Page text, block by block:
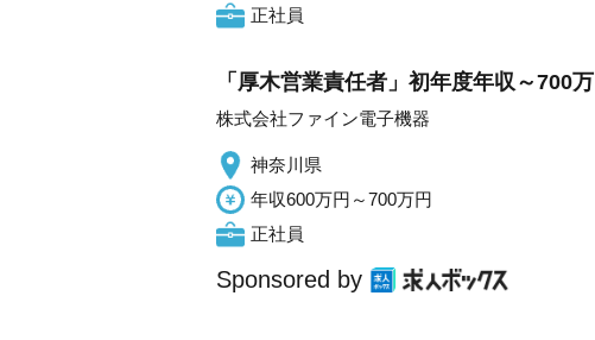
正社員
「厚木営業責任者」初年度年収～700万
株式会社ファイン電子機器
神奈川県
年収600万円～700万円
正社員
Sponsored by